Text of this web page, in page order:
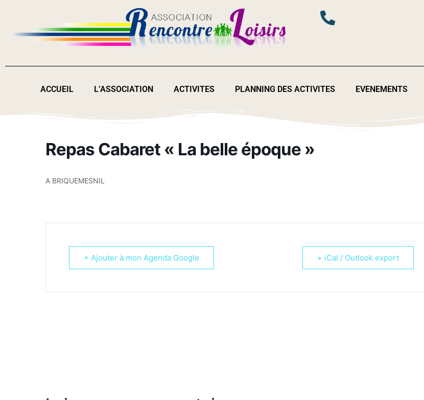
ACCUEIL L’ASSOCIATION ACTIVITES PLANNING DES ACTIVITES EVENEMENTS
Repas Cabaret « La belle époque »
A BRIQUEMESNIL
+ Ajouter à mon Agenda Google + iCal / Outlook export